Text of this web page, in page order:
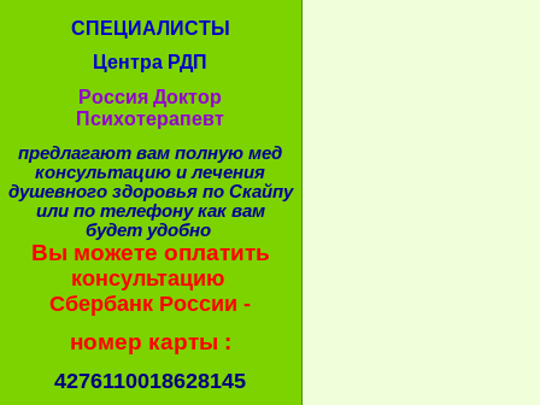
СПЕЦИАЛИСТЫ
Центра РДП
Россия Доктор
Психотерапевт
предлагают вам полную мед
консультацию и лечения
душевного здоровья по Скайпу
или по телефону как вам
будет удобно
Вы можете оплатить
консультацию
Сбербанк России -
номер карты :
4276110018628145